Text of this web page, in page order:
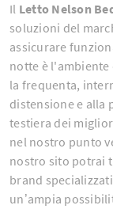
Il Letto Nelson
soluzioni del
assicurare
notte è l'ambiente
la frequenta,
distensione e alla
testiera dei
nel nostro punto
nostro sito potrai
brand
un’ampia